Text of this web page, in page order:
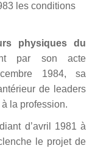
les conditions
physiques du
par son acte
1984, sa
de leaders
la profession.
d’avril 1981 à
le projet de